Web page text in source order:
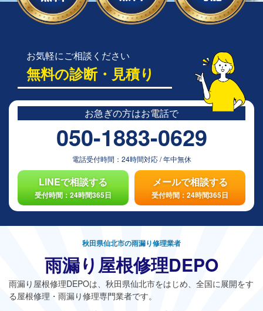
お気軽にご相談ください
無料の診断・見積り
お急ぎの方はお電話で
050-1883-0629
電話受付時間： 24時間対応/年中無休
LINEで相談する
受付時間：24時間365日
メールで相談する
受付時間：24時間365日
秋田県仙北市の雨漏り修理業者
雨漏り屋根修理DEPO
雨漏り屋根修理DEPOは、秋田県仙北市をはじめ、全国に展開をす
る屋根修理・雨漏り修理専門業者です。